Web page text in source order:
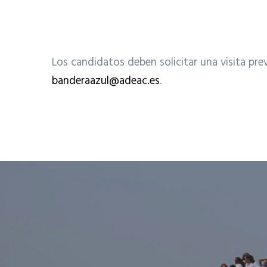
Los candidatos deben solicitar una visita
banderaazul@adeac.es.